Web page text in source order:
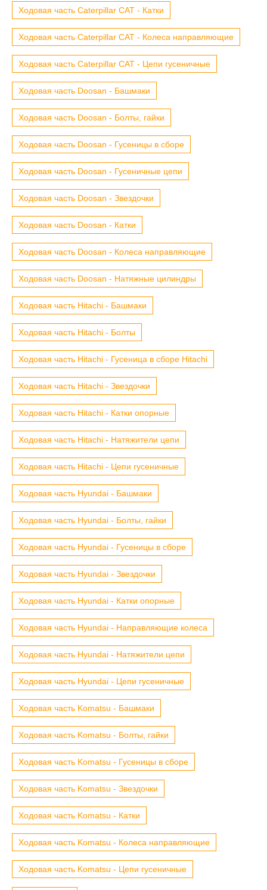
Ходовая часть Caterpillar CAT - Катки
Ходовая часть Caterpillar CAT - Колеса направляющие
Ходовая часть Caterpillar CAT - Цепи гусеничные
Ходовая часть Doosan - Башмаки
Ходовая часть Doosan - Болты, гайки
Ходовая часть Doosan - Гусеницы в сборе
Ходовая часть Doosan - Гусеничные цепи
Ходовая часть Doosan - Звездочки
Ходовая часть Doosan - Катки
Ходовая часть Doosan - Колеса направляющие
Ходовая часть Doosan - Натяжные цилиндры
Ходовая часть Hitachi - Башмаки
Ходовая часть Hitachi - Болты
Ходовая часть Hitachi - Гусеница в сборе Hitachi
Ходовая часть Hitachi - Звездочки
Ходовая часть Hitachi - Катки опорные
Ходовая часть Hitachi - Натяжители цепи
Ходовая часть Hitachi - Цепи гусеничные
Ходовая часть Hyundai - Башмаки
Ходовая часть Hyundai - Болты, гайки
Ходовая часть Hyundai - Гусеницы в сборе
Ходовая часть Hyundai - Звездочки
Ходовая часть Hyundai - Катки опорные
Ходовая часть Hyundai - Направляющие колеса
Ходовая часть Hyundai - Натяжители цепи
Ходовая часть Hyundai - Цепи гусеничные
Ходовая часть Komatsu - Башмаки
Ходовая часть Komatsu - Болты, гайки
Ходовая часть Komatsu - Гусеницы в сборе
Ходовая часть Komatsu - Звездочки
Ходовая часть Komatsu - Катки
Ходовая часть Komatsu - Колеса направляющие
Ходовая часть Komatsu - Цепи гусеничные